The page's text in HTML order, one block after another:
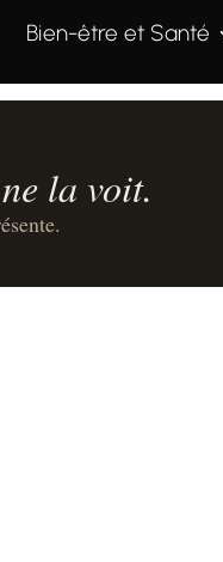
Bien-être et Santé
la voit.